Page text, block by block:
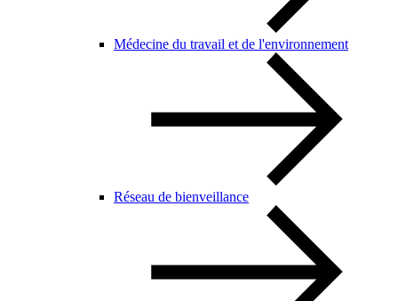
Médecine du travail et de l'environnement
Réseau de bienveillance